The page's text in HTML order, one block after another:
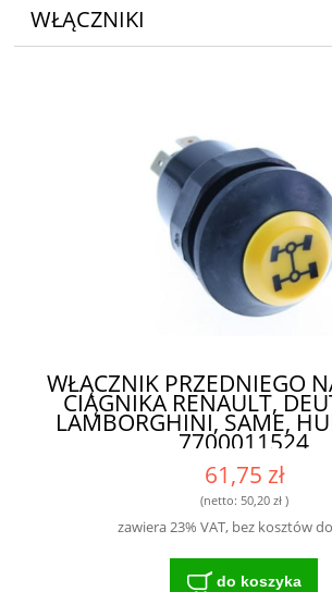
WŁĄCZNIKI
WŁĄCZNIK PRZEDNIEGO
CIĄGNIKA RENAULT,
LAMBORGHINI, SAME,
7700011524
61,75 zł
(netto: 50,20 zł)
zawiera 23% VAT, bez kosztów
do koszyka